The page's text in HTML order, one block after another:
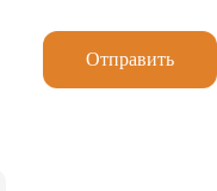
Отправить